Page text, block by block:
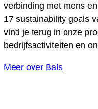
verbinding met mens
17 sustainability goals
vind je terug in onze
bedrijfsactiviteiten en
Meer over Bals